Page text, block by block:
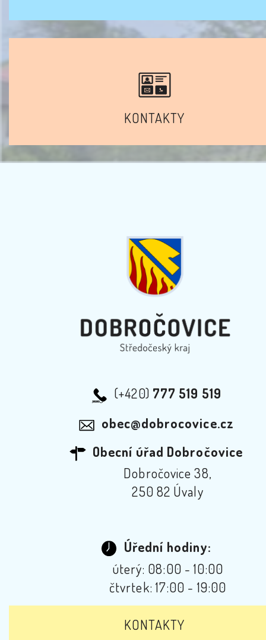
KONTAKTY
(+420) 777 519 519
obec@dobrocovice.cz
Obecní úřad Dobročovice
Dobročovice 38,
250 82 Úvaly
Úřední hodiny:
úterý: 08:00 - 10:00
čtvrtek: 17:00 - 19:00
KONTAKTY